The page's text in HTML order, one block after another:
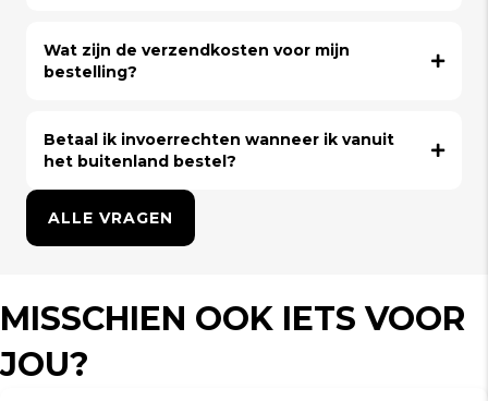
Wat zijn de verzendkosten voor mijn
bestelling?
Betaal ik invoerrechten wanneer ik vanuit
het buitenland bestel?
ALLE VRAGEN
MISSCHIEN OOK IETS VOOR
JOU?